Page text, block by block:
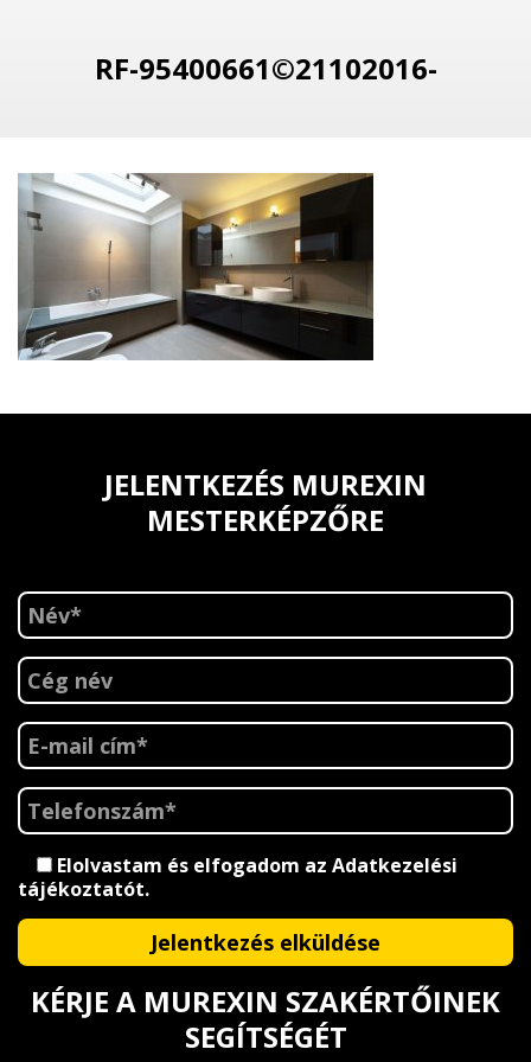
RF-95400661©21102016-
JELENTKEZÉS MUREXIN
MESTERKÉPZŐRE
Elolvastam és elfogadom az Adatkezelési
tájékoztatót.
KÉRJE A MUREXIN SZAKÉRTŐINEK
SEGÍTSÉGÉT